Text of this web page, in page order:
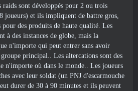
raids sont développés pour 2 ou trois
joueurs) et ils impliquent de battre gros,
pour des produits de haute qualité. Les
à des instances de globe, mais la
n'importe qui peut entrer sans avoir
principal.. Les altercations sont des
n'importe où dans le monde.. Les joueurs
avec leur soldat (un PNJ d'escarmouche
durer de 30 à 90 minutes et ils peuvent